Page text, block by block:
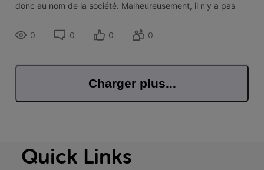
donc au nom de la société. Malheureusement, il n'y a pas
0
0 0 0
Charger plus...
Quick Links